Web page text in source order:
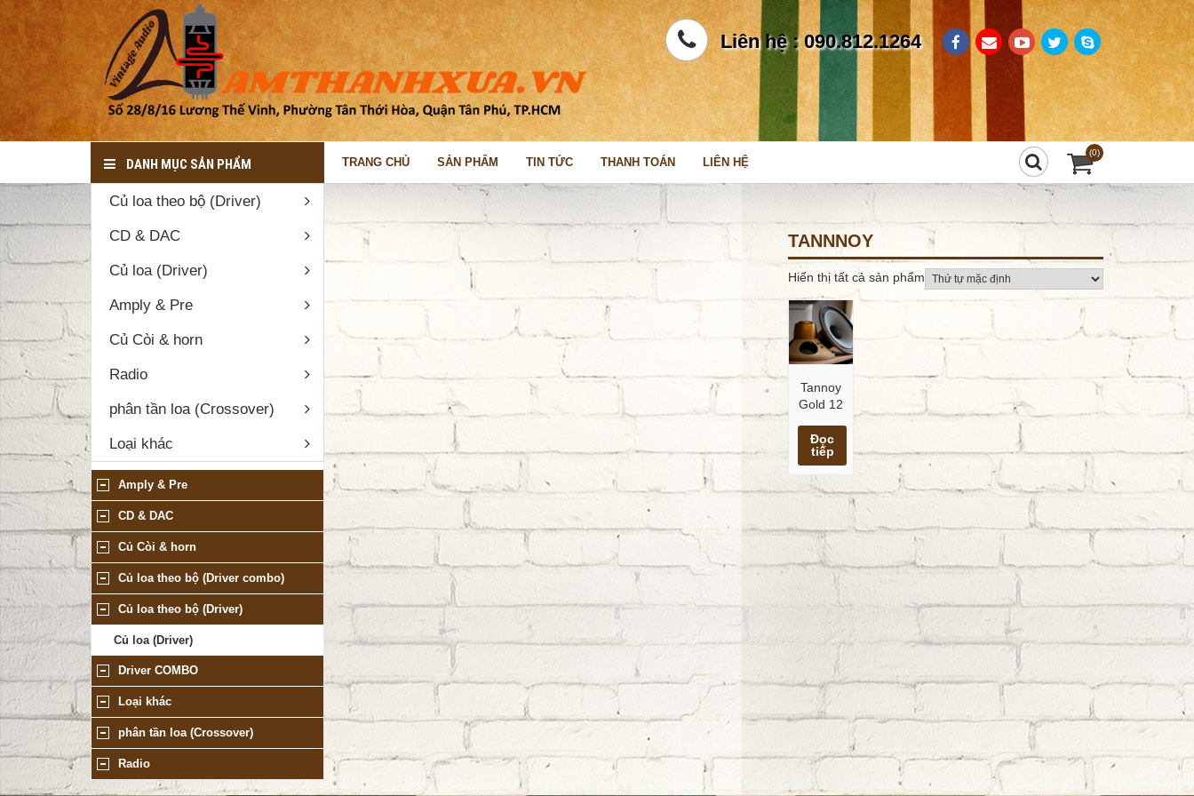
Liên hệ : 090.812.1264
DANH MỤC SẢN PHẨM
Củ loa theo bộ (Driver)
CD & DAC
Củ loa (Driver)
Amply & Pre
Củ Còi & horn
Radio
phân tần loa (Crossover)
Loại khác
TRANG CHỦ SẢN PHẨM TIN TỨC THANH TOÁN LIÊN HỆ
(0)
Trang chủ Sản phẩm
TANNNOY
Hiển thị tất cả sản phẩm
Xem
chi
tiết
Tannoy
Gold 12
Đọc
tiếp
Địa chỉ: Số 28/8/16 Lương Thế
Vinh, Phường Tân Thới hòa, Quận
Tân Phú, TP.HCM ( Ngay Góc công
viên Hẻm 28 Lương Thế Vinh)
dovanphi@gmail.com
DANH MỤC SẢN PHẨM
Amply & Pre
CD & DAC
Củ Còi & horn
Củ loa theo bộ (Driver combo)
Củ loa theo bộ (Driver)
Củ loa (Driver)
Driver COMBO
Loại khác
phân tần loa (Crossover)
Radio